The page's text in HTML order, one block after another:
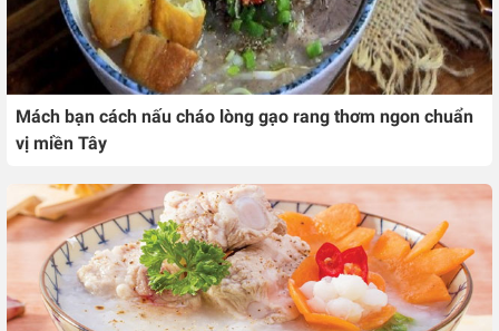
Mách bạn cách nấu cháo lòng gạo rang thơm ngon chuẩn
vị miền Tây